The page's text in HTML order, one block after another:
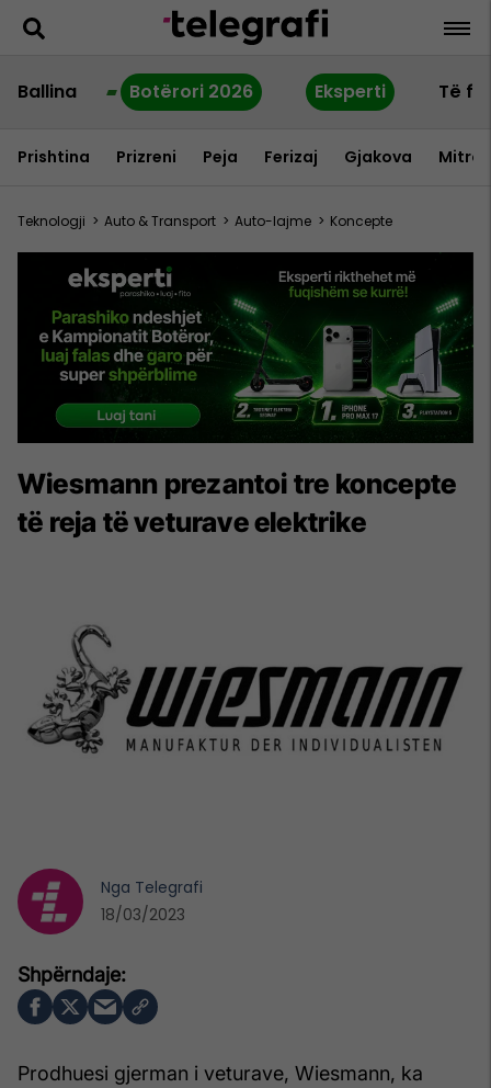
Ballina Botërori 2026 Eksperti Të
Prishtina Prizreni Peja Ferizaj Gjakova
Teknologji > Auto & Transport > Auto-lajme > Koncepte
Wiesmann prezantoi tre koncepte
të reja të veturave elektrike
Prodhuesi gjerman i veturave, Wiesmann, ka
Nga Telegrafi
18/03/2023